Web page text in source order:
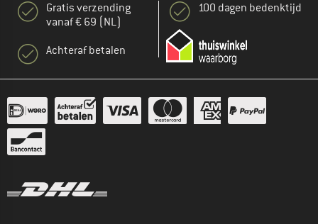
Gratis verzending
vanaf € 69 (NL)
Achteraf betalen
100 dagen bedenktijd